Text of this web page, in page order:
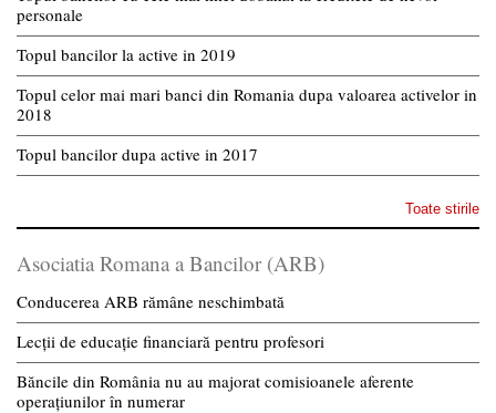
personale
Topul bancilor la active in 2019
Topul celor mai mari banci din Romania dupa valoarea activelor in
2018
Topul bancilor dupa active in 2017
Toate stirile
Asociatia Romana a Bancilor (ARB)
Conducerea ARB rămâne neschimbată
Lecții de educație financiară pentru profesori
Băncile din România nu au majorat comisioanele aferente
operațiunilor în numerar